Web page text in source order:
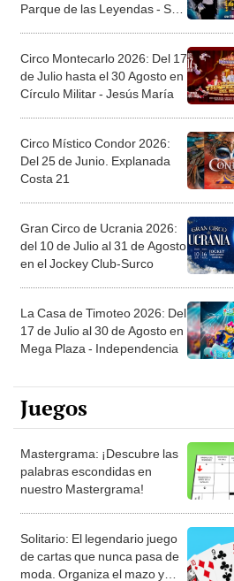
Parque de las Leyendas - San
Circo Montecarlo 2026: Del 17
de Julio hasta el 30 Agosto en
Círculo Militar - Jesús María
Circo Místico Condor 2026:
Del 25 de Junio. Explanada
Costa 21
Gran Circo de Ucrania 2026:
del 10 de Julio al 31 de Agosto
en el Jockey Club-Surco
La Casa de Timoteo 2026: Del
17 de Julio al 30 de Agosto en
Mega Plaza - Independencia
Juegos
Mastergrama: ¡Descubre las
palabras escondidas en
nuestro Mastergrama!
Solitario: El legendario juego
de cartas que nunca pasa de
moda. Organiza el mazo y